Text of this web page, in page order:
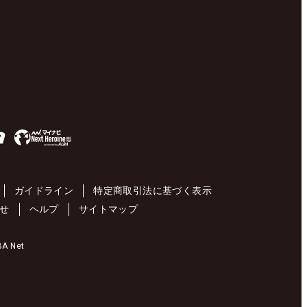
ガイドライン
特定商取引法に基づく表示
ヘルプ サイトマップ
Net